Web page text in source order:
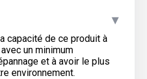
▾
capacité de ce produit à
un minimum
et à avoir le plus
environnement.